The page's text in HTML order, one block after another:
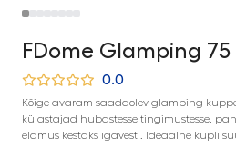
FDome Glamping 75
0.0
Kõige avaram saadaolev glamping
külastajad hubastesse tingimustesse,
elamus kestaks igavesti. Ideaalne kupli